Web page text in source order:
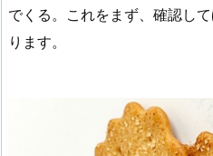
でくる。これをまず、確認し
ります。